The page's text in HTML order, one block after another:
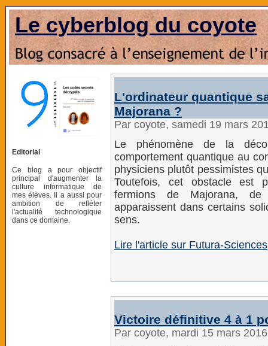
Le cyberblog du coyote
Editorial
Ce blog a pour objectif
principal d'augmenter la
culture informatique de
mes élèves. Il a aussi pour
ambition de refléter
l'actualité technologique
dans ce domaine.
L'ordinateur quantique
Majorana ?
Par coyote, samedi 19 mars
Le phénomène de la
comportement quantique au
physiciens plutôt pessimistes
Toutefois, cet obstacle est
fermions de Majorana, de
apparaissent dans certains
sens.
Lire l'article sur Futura-Sciences
Victoire définitive 4 à 1
Par coyote, mardi 15 mars